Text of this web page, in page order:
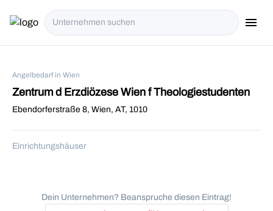
menu
Angelbedarf in Wien
Zentrum d Erzdiözese Wien f Theologiestudenten
Ebendorferstraße 8, Wien, AT, 1010
Einrichtungshäuser
Dein Unternehmen? Beanspruche diesen Eintrag!